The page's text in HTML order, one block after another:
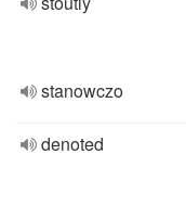
stanowczo
denoted